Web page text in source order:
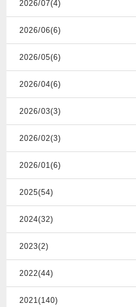
2026/07(4)
2026/06(6)
2026/05(6)
2026/04(6)
2026/03(3)
2026/02(3)
2026/01(6)
2025(54)
2024(32)
2023(2)
2022(44)
2021(140)